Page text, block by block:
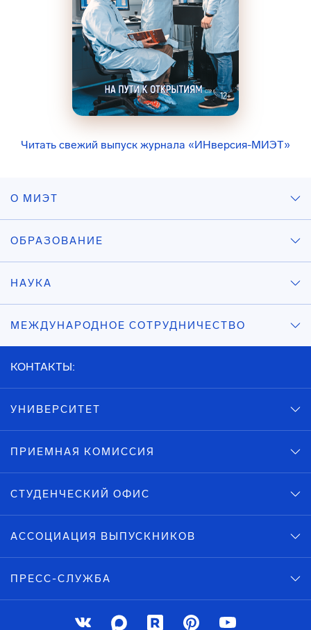
Читать свежий выпуск журнала «ИНверсия-МИЭТ»
О МИЭТ
ОБРАЗОВАНИЕ
НАУКА
МЕЖДУНАРОДНОЕ СОТРУДНИЧЕСТВО
КОНТАКТЫ:
УНИВЕРСИТЕТ
ПРИЕМНАЯ КОМИССИЯ
СТУДЕНЧЕСКИЙ ОФИС
АССОЦИАЦИЯ ВЫПУСКНИКОВ
ПРЕСС-СЛУЖБА